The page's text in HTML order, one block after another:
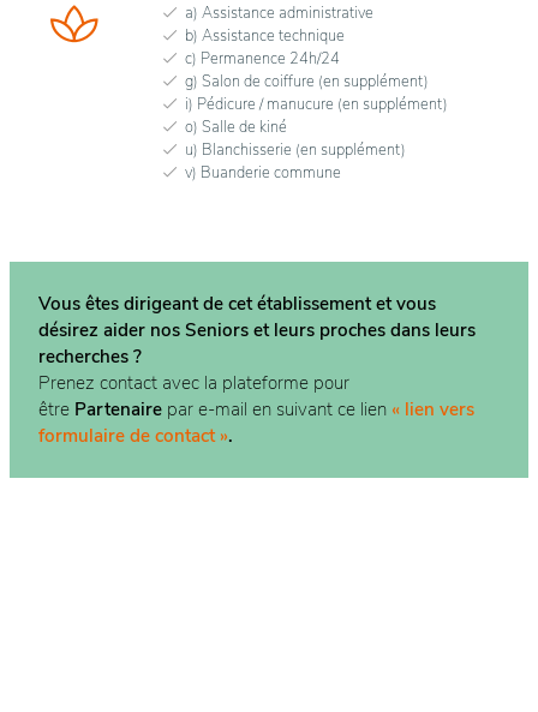
a) Assistance administrative
b) Assistance technique
c) Permanence 24h/24
g) Salon de coiffure (en supplément)
i) Pédicure / manucure (en supplément)
o) Salle de kiné
u) Blanchisserie (en supplément)
v) Buanderie commune
Vous êtes dirigeant de cet établissement et vous
désirez aider nos Seniors et leurs proches dans leurs
recherches ?
Prenez contact avec la plateforme pour
être Partenaire par e-mail en suivant ce lien « lien vers
formulaire de contact ».